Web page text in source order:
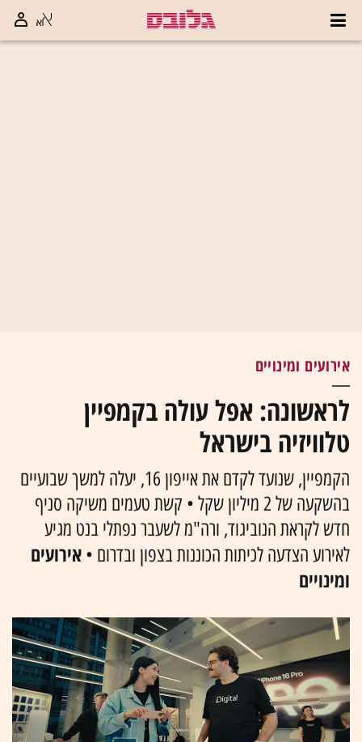
אירועים ומינויים
לראשונה: אפל עולה בקמפיין
טלוויזיה בישראל
הקמפיין, שנועד לקדם את אייפון 16, יעלה למשך שבועיים
בהשקעה של 2 מיליון שקל • קשת טעמים משיקה סניף
חדש לקראת הנוביגוד, ורה"מ לשעבר נפתלי בנט מגיע
לאירוע הצדעה לכיתות הכוננות בצפון ובדרום • אירועים
ומינויים